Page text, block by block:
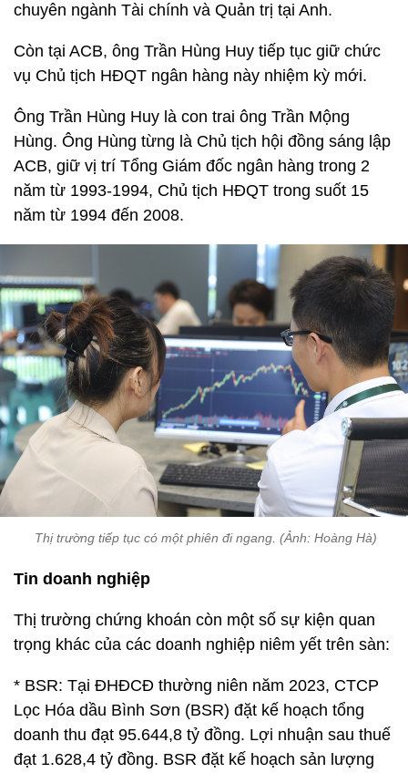
chuyên ngành Tài chính và Quản trị tại Anh.
Còn tại ACB, ông Trần Hùng Huy tiếp tục giữ chức
vụ Chủ tịch HĐQT ngân hàng này nhiệm kỳ mới.
Ông Trần Hùng Huy là con trai ông Trần Mộng
Hùng. Ông Hùng từng là Chủ tịch hội đồng sáng lập
ACB, giữ vị trí Tổng Giám đốc ngân hàng trong 2
năm từ 1993-1994, Chủ tịch HĐQT trong suốt 15
năm từ 1994 đến 2008.
Thị trường tiếp tục có một phiên đi ngang. (Ảnh: Hoàng Hà)
Tin doanh nghiệp
Thị trường chứng khoán còn một số sự kiện quan
trọng khác của các doanh nghiệp niêm yết trên sàn:
* BSR: Tại ĐHĐCĐ thường niên năm 2023, CTCP
Lọc Hóa dầu Bình Sơn (BSR) đặt kế hoạch tổng
doanh thu đạt 95.644,8 tỷ đồng. Lợi nhuận sau thuế
đạt 1.628,4 tỷ đồng. BSR đặt kế hoạch sản lượng